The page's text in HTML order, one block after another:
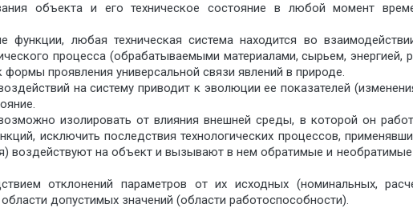
объекта и его техническое состояние в лю­бой момент
функции, любая техническая система находится во
процесса (обрабатываемыми материалами, сырьем,
формы проявления универсальной связи явлений в природе.
на систему приводит к эволюции ее показателей
изолировать от влияния внешней среды, в которой он
исключить последствия технологических процес­сов,
воздействуют на объект и вызывают в нем обратимые и
отклонений параметров от их исходных (номинальных,
допустимых значений (области работоспособно­сти).